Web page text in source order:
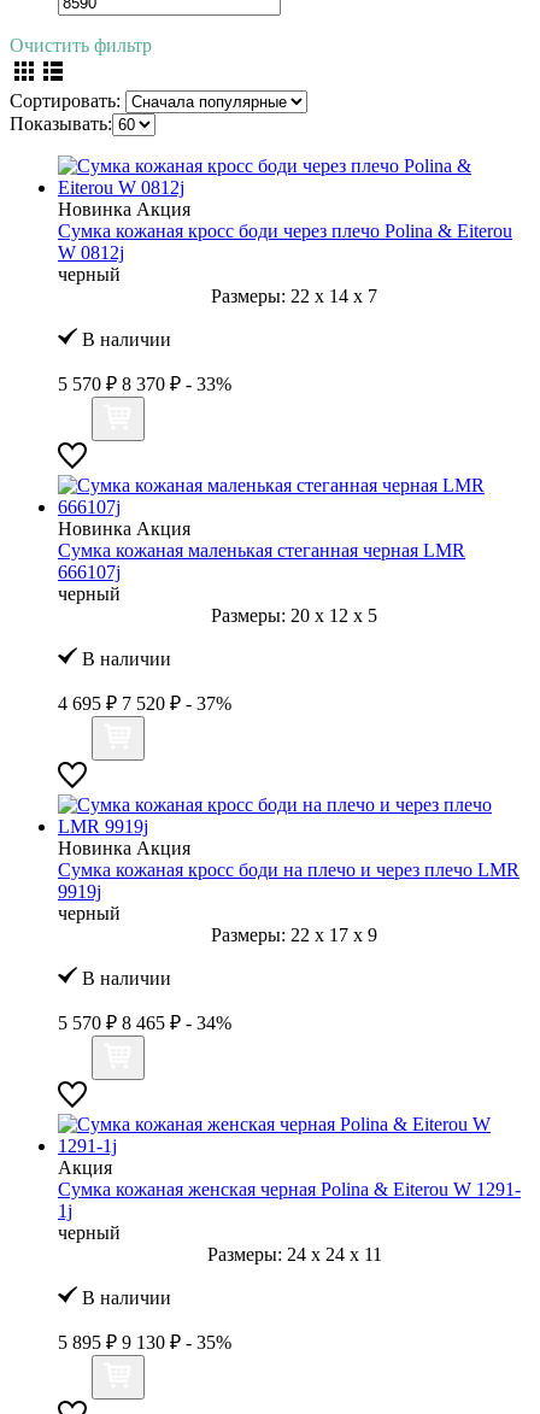
Очистить фильтр
Сортировать:
Показывать:
Новинка Акция
Сумка кожаная кросс боди через плечо Polina & Eiterou
W 0812j
черный
Размеры: 22 x 14 x 7
В наличии
5 570 ₽ 8 370 ₽ - 33%
Новинка Акция
Сумка кожаная маленькая стеганная черная LMR
666107j
черный
Размеры: 20 x 12 x 5
В наличии
4 695 ₽ 7 520 ₽ - 37%
Новинка Акция
Сумка кожаная кросс боди на плечо и через плечо LMR
9919j
черный
Размеры: 22 x 17 x 9
В наличии
5 570 ₽ 8 465 ₽ - 34%
Акция
Сумка кожаная женская черная Polina & Eiterou W 1291-
1j
черный
Размеры: 24 x 24 x 11
В наличии
5 895 ₽ 9 130 ₽ - 35%